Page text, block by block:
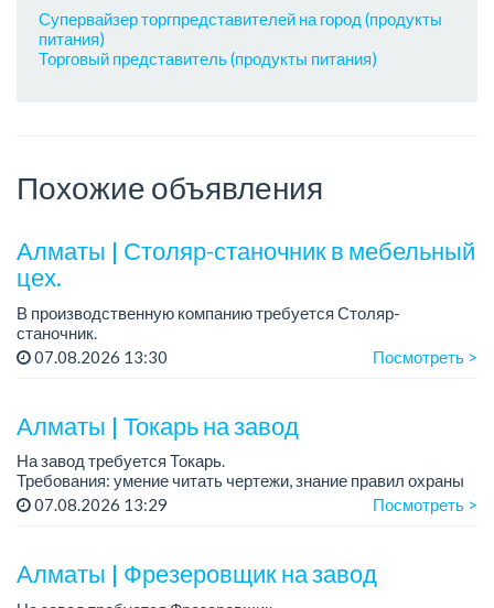
Супервайзер торгпредставителей на город (продукты
питания)
Торговый представитель (продукты питания)
Похожие объявления
Алматы | Столяр-станочник в мебельный
цех.
В производственную компанию требуется Столяр-
станочник.
График работы: 5/2, с 08.00 до 18.00.
07.08.2026 13:30 Посмотреть >
Алматы | Токарь на завод
На завод требуется Токарь.
Требования: умение читать чертежи, знание правил охраны
труда при выполнении работ на металлорежущем
07.08.2026 13:29 Посмотреть >
Алматы | Фрезеровщик на завод